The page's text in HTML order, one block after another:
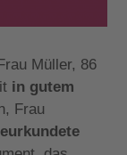
Müller, 86
in gutem
Frau